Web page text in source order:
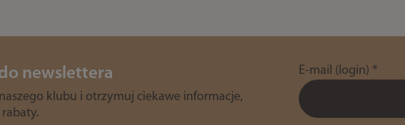
do newslettera
naszego klubu i otrzymuj ciekawe informacje,
E-mail (login) *